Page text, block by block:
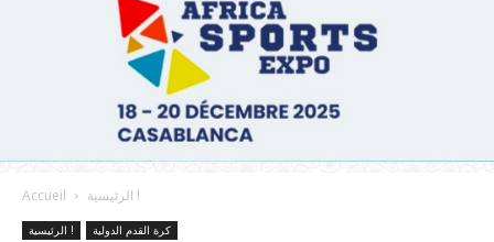
Accueil الرئيسية !
الرئيسية ! كرة القدم الدولية